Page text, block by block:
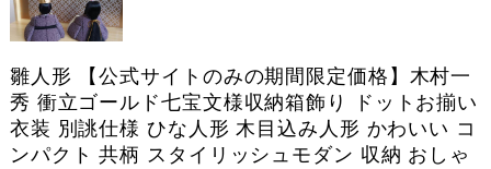
雛人形 【公式サイトのみの期間限定価格】木村一
秀 衝立ゴールド七宝文様収納箱飾り ドットお揃い
衣装 別誂仕様 ひな人形 木目込み人形 かわいい コ
ンパクト 共柄 スタイリッシュモダン 収納 おしゃ